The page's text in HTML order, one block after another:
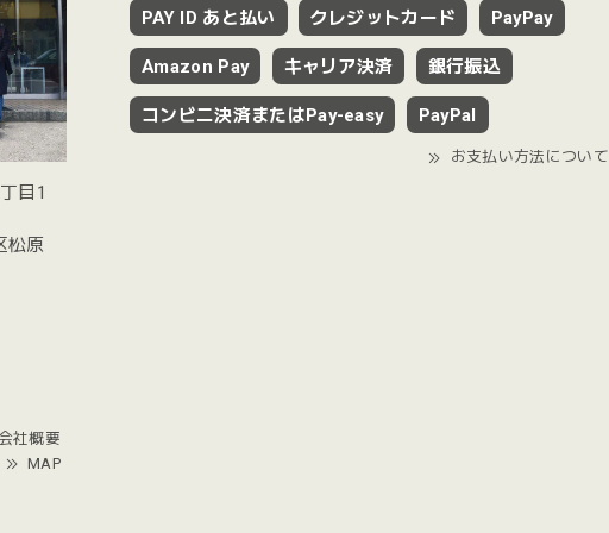
目1
松原
社概要
MAP
PAY ID あと払い クレジットカード PayPay
Amazon Pay キャリア決済 銀行振込
コンビニ決済またはPay-easy PayPal
お支払い方法について